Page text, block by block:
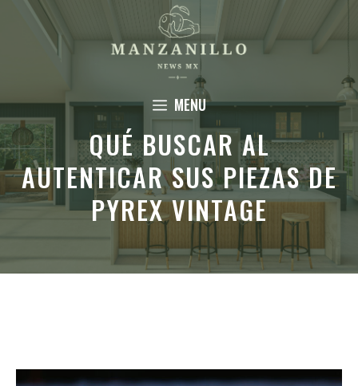
Saltar
contenido
MENU
QUÉ BUSCAR AL
AUTENTICAR SUS PIEZAS DE
PYREX VINTAGE